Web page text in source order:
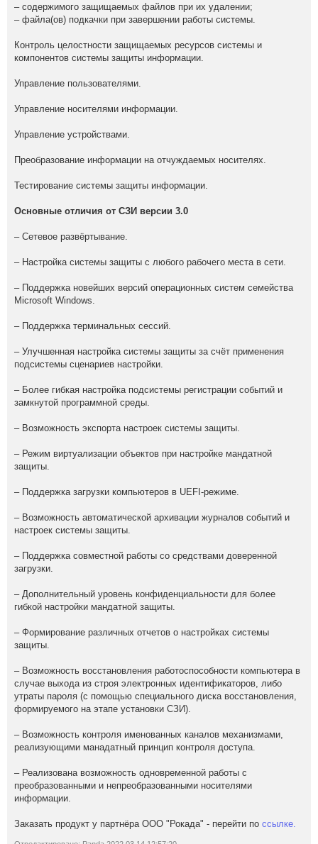
– содержимого защищаемых файлов при их удалении;
– файла(ов) подкачки при завершении работы системы.
Контроль целостности защищаемых ресурсов системы и
компонентов системы защиты информации.
Управление пользователями.
Управление носителями информации.
Управление устройствами.
Преобразование информации на отчуждаемых носителях.
Тестирование системы защиты информации.
Основные отличия от СЗИ версии 3.0
– Сетевое развёртывание.
– Настройка системы защиты с любого рабочего места в сети.
– Поддержка новейших версий операционных систем семейства
Microsoft Windows.
– Поддержка терминальных сессий.
– Улучшенная настройка системы защиты за счёт применения
подсистемы сценариев настройки.
– Более гибкая настройка подсистемы регистрации событий и
замкнутой программной среды.
– Возможность экспорта настроек системы защиты.
– Режим виртуализации объектов при настройке мандатной
защиты.
– Поддержка загрузки компьютеров в UEFI-режиме.
– Возможность автоматической архивации журналов событий и
настроек системы защиты.
– Поддержка совместной работы со средствами доверенной
загрузки.
– Дополнительный уровень конфиденциальности для более
гибкой настройки мандатной защиты.
– Формирование различных отчетов о настройках системы
защиты.
– Возможность восстановления работоспособности компьютера в
случае выхода из строя электронных идентификаторов, либо
утраты пароля (с помощью специального диска восстановления,
формируемого на этапе установки СЗИ).
– Возможность контроля именованных каналов механизмами,
реализующими манадатный принцип контроля доступа.
– Реализована возможность одновременной работы с
преобразованными и непреобразованными носителями
информации.
Заказать продукт у партнёра ООО "Рокада" - перейти по ссылке.